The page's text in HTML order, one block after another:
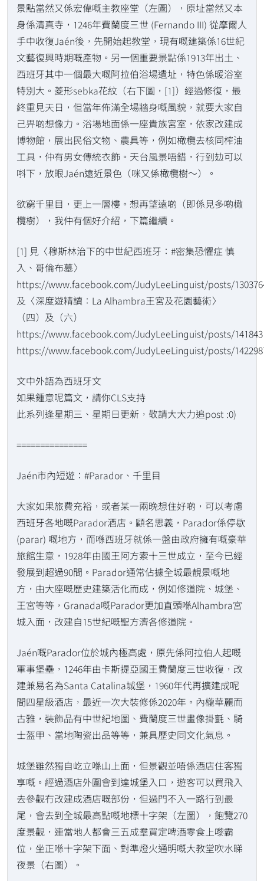
景點當然又係宏偉嘅主教座堂（左圖），原址當然又本
身係清真寺，1246年費蘭度三世 (Fernando III) 從摩爾人
手中收復Jaén後，先開始起教堂，現有嘅建築係16世紀
文藝復興時期嘅產物。另一個重要景點係1913年出土、
西班牙其中一個最大嘅阿拉伯浴場遺址，特色係暖浴室
特別大。菱形sebka花紋（右下圖，[1]）經過修復，最
終重見天日，但當年佈滿全場牆身嘅風貌，就要大家自
己畀啲想像力。浴場地面係一座貴族宮室，依家改建成
博物館，展出民俗文物、農具等，例如橄欖去核同榨油
工具，仲有男女傳統衣飾。天台風景唔錯，行到攰可以
唞下，放眼Jaén遠近景色（咪又係橄欖樹～）。
欲窮千里目，更上一層樓。想再望遠啲（即係見多啲橄
欖樹），我仲有個好介紹，下篇繼續。
[1] 見〈穆斯林治下的中世紀西班牙：#密集恐懼症 慎
入、哥倫布墓〉
https://www.facebook.com/JudyLeeLinguist/posts/
及〈深度遊精讀：La Alhambra王宮及花園藝術〉
（四）及（六）
https://www.facebook.com/JudyLeeLinguist/posts/
https://www.facebook.com/JudyLeeLinguist/posts/
文中外語為西班牙文
如果鍾意呢篇文，請你CLS支持
此系列逢星期三、星期日更新，敬請大大力追post :0)
===============
Jaén市內短遊：#Parador、千里目
大家如果旅費充裕，或者某一兩晚想住好啲，可以考慮
西班牙各地嘅Parador酒店。顧名思義，Parador係停歇
(parar) 嘅地方，而喺西班牙就係一盤由政府擁有嘅豪華
旅館生意，1928年由國王阿方索十三世成立，至今已經
發展到超過90間。Parador通常佔據全城最靚景嘅地
方，由大座嘅歷史建築活化而成，例如修道院、城堡、
王宮等等，Granada嘅Parador更加直頭喺Alhambra宮
城入面，改建自15世紀嘅聖方濟各修道院。
Jaén嘅Parador位於城內極高處，原先係阿拉伯人起嘅
軍事堡壘，1246年由卡斯提亞國王費蘭度三世收復，改
建兼易名為Santa Catalina城堡，1960年代再擴建成呢
間四星級酒店，最近一次大裝修係2020年。內櫳華麗而
古雅，裝飾品有中世紀地圖、費蘭度三世畫像掛氈、騎
士盔甲、當地陶瓷出品等等，兼具歷史同文化氣息。
城堡雖然獨自屹立喺山上面，但景觀並唔係酒店住客獨
享嘅。經過酒店外圍會到達城堡入口，遊客可以買飛入
去參觀冇改建成酒店嘅部份，但過門不入一路行到最
尾，會去到全城最高點嘅地標十字架（左圖），飽覽270
度景觀，連當地人都會三五成羣買定啤酒零食上嚟霸
位，坐正喺十字架下面、對準燈火通明嘅大教堂吹水睇
夜景（右圖）。